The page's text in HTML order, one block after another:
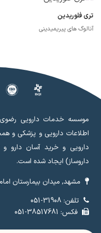
تری فلوریدین
آنالوگ های پیریمیدینی
موسسه خدمات دارویی
اطلاعات دارویی و پزشکی و
دارویی و خرید آسان
داروساز) ایجاد شده است.
مشهد, میدان بیمارستان
تلفن: 31908-051
فکس: 38517681-051